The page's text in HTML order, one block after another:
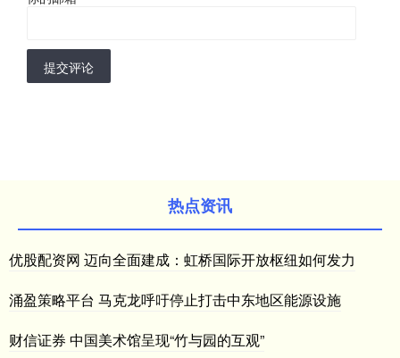
提交评论
热点资讯
优股配资网 迈向全面建成：虹桥国际开放枢纽如何发力
涌盈策略平台 马克龙呼吁停止打击中东地区能源设施
财信证券 中国美术馆呈现“竹与园的互观”